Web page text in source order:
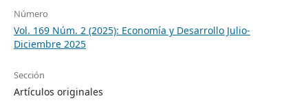
Número
Vol. 169 Núm. 2 (2025): Economía y Desarrollo Julio-
Diciembre 2025
Sección
Artículos originales